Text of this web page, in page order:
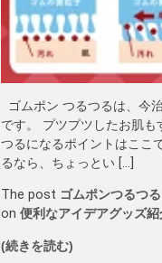
ゴムポン つるつるは、今
です。 プツプツしたお肌
つるになるポイントはここ
るなら、ちょっとい […]
The post ゴムポンつるつ
on 便利なアイデアグッズ
(続きを読む)